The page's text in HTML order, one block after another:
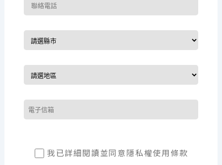
我已詳細閱讀並同意 隱私權使用條款